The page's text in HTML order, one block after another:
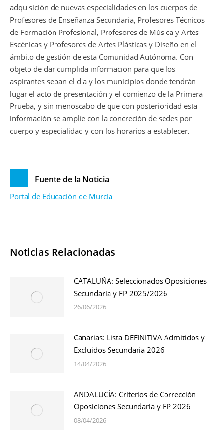
adquisición de nuevas especialidades en los cuerpos de
Profesores de Enseñanza Secundaria, Profesores Técnicos
de Formación Profesional, Profesores de Música y Artes
Escénicas y Profesores de Artes Plásticas y Diseño en el
ámbito de gestión de esta Comunidad Autónoma. Con
objeto de dar cumplida información para que los
aspirantes sepan el día y los municipios donde tendrán
lugar el acto de presentación y el comienzo de la Primera
Prueba, y sin menoscabo de que con posterioridad esta
información se amplíe con la concreción de sedes por
cuerpo y especialidad y con los horarios a establecer,
Fuente de la Noticia
Portal de Educación de Murcia
Noticias Relacionadas
CATALUÑA: Seleccionados Oposiciones
Secundaria y FP 2025/2026
26/06/2026
Canarias: Lista DEFINITIVA Admitidos y
Excluidos Secundaria 2026
14/04/2026
ANDALUCÍA: Criterios de Corrección
Oposiciones Secundaria y FP 2026
08/04/2026